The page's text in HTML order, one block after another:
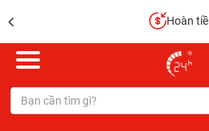
Hoàn tiền